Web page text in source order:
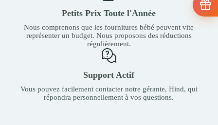
Petits Prix Toute l'Année
Nous comprenons que les fournitures bébé peuvent vite
représenter un budget. Nous proposons des réductions
régulièrement.
Support Actif
Vous pouvez facilement contacter notre gérante, Hind, qui
répondra personnellement à vos questions.